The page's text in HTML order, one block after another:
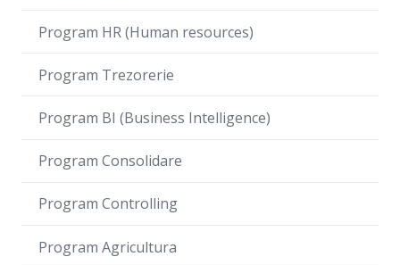
Program HR (Human resources)
Program Trezorerie
Program BI (Business Intelligence)
Program Consolidare
Program Controlling
Program Agricultura